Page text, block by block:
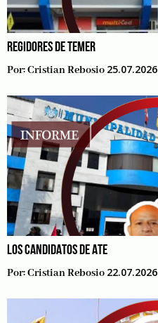
REGIDORES DE TEMER
Por:Cristian Rebosio 25.07.2026
LOS CANDIDATOS DE ATE
Por:Cristian Rebosio 22.07.2026